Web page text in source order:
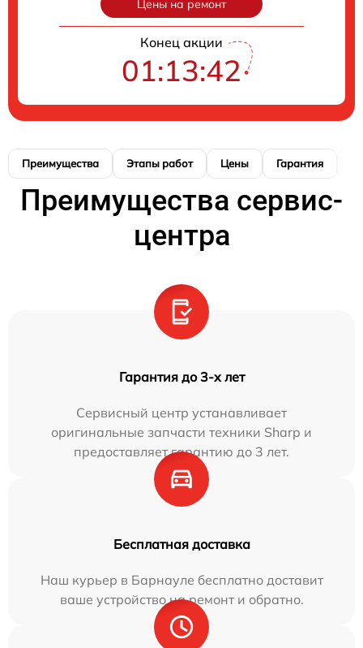
Цены на ремонт
Конец акции
01:13:41
Преимущества Этапы работ Цены Гарантия
Преимущества сервис-
центра
Гарантия до 3-х лет
Сервисный центр устанавливает
оригинальные запчасти техники Sharp и
предоставляет гарантию до 3 лет.
Бесплатная доставка
Наш курьер в Барнауле бесплатно доставит
ваше устройство на ремонт и обратно.